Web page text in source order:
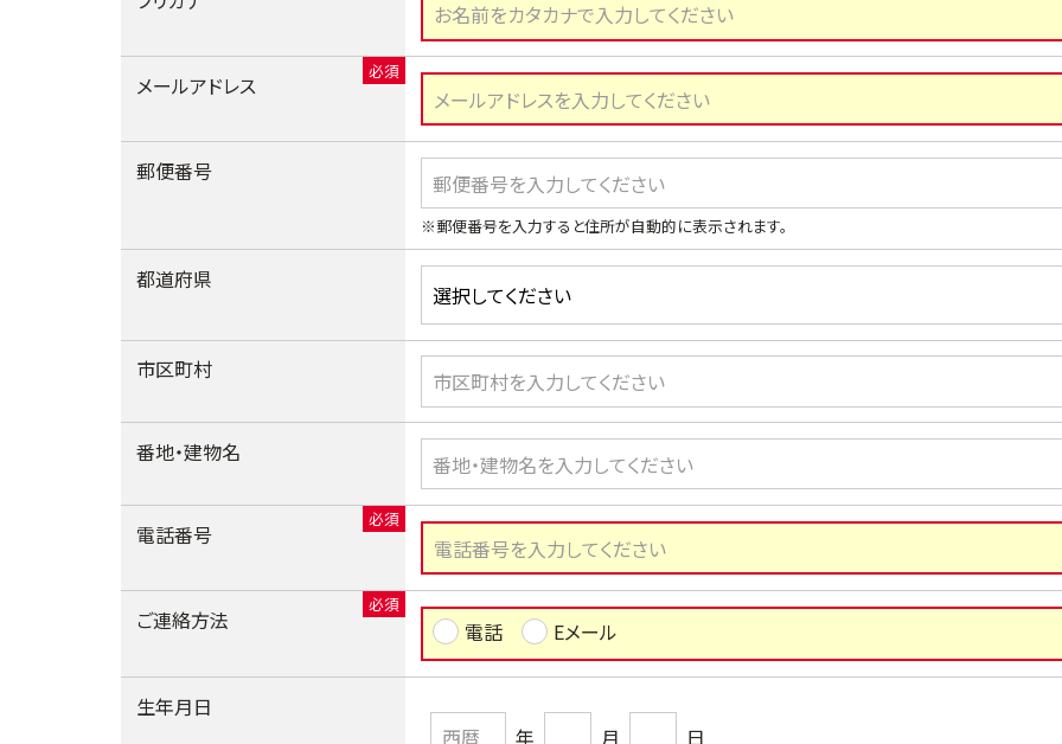
メールアドレス
郵便番号
※郵便番号を入力すると住所が自動的に表示されます。
都道府県
市区町村
番地・建物名
電話番号
ご連絡方法 電話 Eメール
生年月日
年
月 日